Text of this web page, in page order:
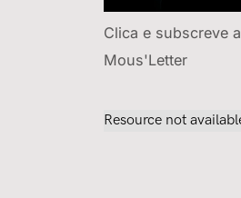
Clica e subscreve a
Mous'Letter